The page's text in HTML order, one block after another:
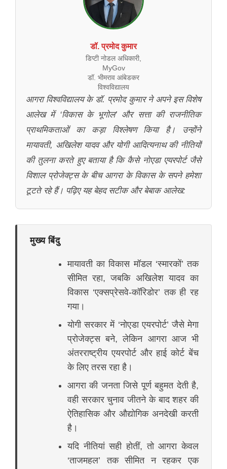
डॉ. प्रमोद कुमार
डिप्टी नोडल अधिकारी,
MyGov
डॉ. भीमराव आंबेडकर
विश्वविद्यालय
आगरा विश्वविद्यालय के डॉ. प्रमोद कुमार ने अपने इस विशेष
आलेख में ‘विकास के भूगोल’ और सत्ता की राजनीतिक
प्राथमिकताओं का कड़ा विश्लेषण किया है। उन्होंने
मायावती, अखिलेश यादव और योगी आदित्यनाथ की नीतियों
की तुलना करते हुए बताया है कि कैसे नोएडा एयरपोर्ट जैसे
विशाल प्रोजेक्ट्स के बीच आगरा के विकास के सपने हमेशा
टूटते रहे हैं। पढ़िए यह बेहद सटीक और बेबाक आलेख:
मुख्य बिंदु
मायावती का विकास मॉडल ‘स्मारकों’ तक
सीमित रहा, जबकि अखिलेश यादव का
विकास ‘एक्सप्रेसवे-कॉरिडोर’ तक ही रह
गया।
योगी सरकार में ‘नोएडा एयरपोर्ट’ जैसे मेगा
प्रोजेक्ट्स बने, लेकिन आगरा आज भी
अंतरराष्ट्रीय एयरपोर्ट और हाई कोर्ट बेंच
के लिए तरस रहा है।
आगरा की जनता जिसे पूर्ण बहुमत देती है,
वही सरकार चुनाव जीतने के बाद शहर की
ऐतिहासिक और औद्योगिक अनदेखी करती
है।
यदि नीतियां सही होतीं, तो आगरा केवल
‘ताजमहल’ तक सीमित न रहकर एक